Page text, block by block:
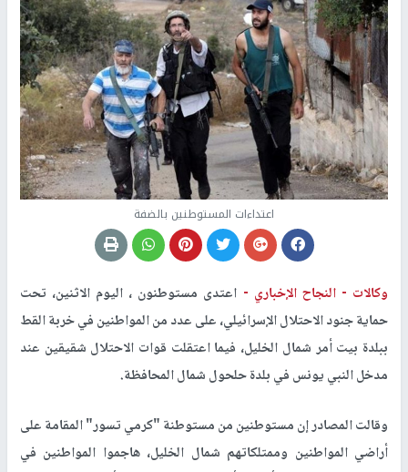
اعتداءات المستوطنين بالضفة
وكالات -النجاح الإخباري - اعتدى مستوطنون ، اليوم الاثنين، تحت
حماية جنود الاحتلال الإسرائيلي، على عدد من المواطنين في خربة القط
ببلدة بيت أمر شمال الخليل، فيما اعتقلت قوات الاحتلال شقيقين عند
مدخل النبي يونس في بلدة حلحول شمال المحافظة.
وقالت المصادر إن مستوطنين من مستوطنة "كرمي تسور" المقامة على
أراضي المواطنين وممتلكاتهم شمال الخليل، هاجموا المواطنين في